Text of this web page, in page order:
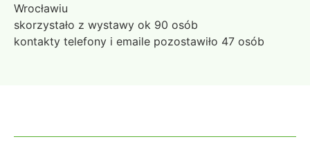
Wrocławiu
skorzystało z wystawy ok 90 osób
kontakty telefony i emaile pozostawiło 47 osób